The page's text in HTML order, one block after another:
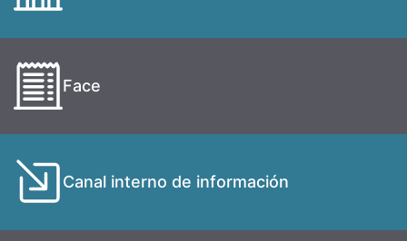
Face
Canal interno de información